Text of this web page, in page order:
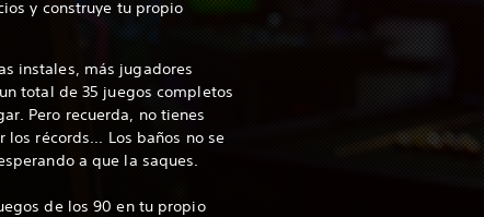
y construye tu propio
instales, más jugadores
total de 35 juegos completos
Pero recuerda, no tienes
récords... Los baños no se
a que la saques.
de los 90 en tu propio